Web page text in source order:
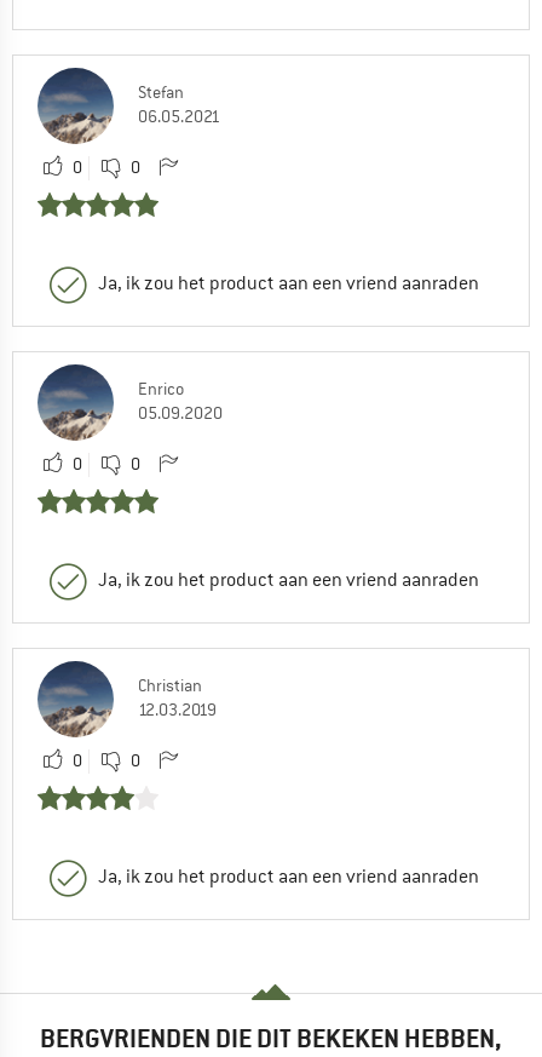
Stefan
06.05.2021
0 0
Ja, ik zou het product aan een vriend aanraden
Enrico
05.09.2020
0 0
Ja, ik zou het product aan een vriend aanraden
Christian
12.03.2019
0 0
Ja, ik zou het product aan een vriend aanraden
BERGVRIENDEN DIE DIT BEKEKEN HEBBEN,